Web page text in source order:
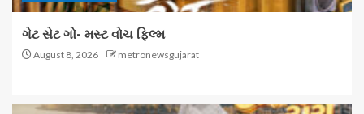
ગેટ સેટ ગો- મસ્ટ વોચ ફિલ્મ
August 8, 2026 metronewsgujarat